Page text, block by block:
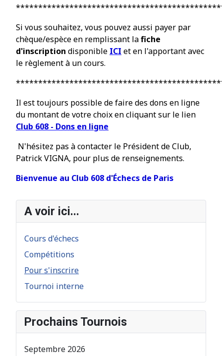
A voir ici...
Cours d'échecs
Compétitions
Pour s'inscrire
Tournoi interne
Prochains Tournois
Septembre 2026
Si vous souhaitez, vous pouvez aussi payer par
chèque/espèce en remplissant lafiche
d'inscription disponible ICI et en l'apportant avec
le règlement à un cours.
Il est toujours possiblede faire des dons en ligne
du montant de votre choixen cliquant sur le lien
Club 608 - Dons en ligne
N'hésitez pas à contacter le Président de Club,
Patrick VIGNA, pour plus de renseignements.
Bienvenue au Club 608 d'Échecs de Paris